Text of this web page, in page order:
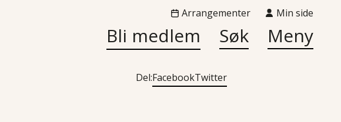
Arrangementer Min side
Bli medlem Søk Meny
Del:FacebookTwitter